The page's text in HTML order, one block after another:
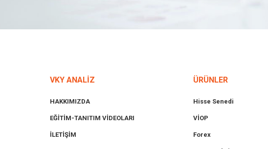
VKY ANALİZ
HAKKIMIZDA
EĞİTİM-TANITIM VİDEOLARI
İLETİŞİM
ÜRÜNLER
Hisse Senedi
VİOP
Forex